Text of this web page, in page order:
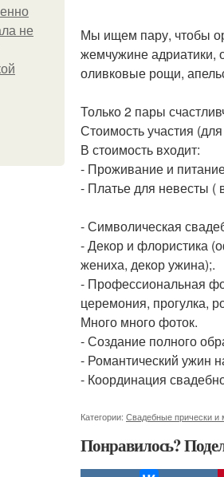
не
Мы ищем пару, чтобы
жемчужине адриатики,
оливковые рощи,
Только 2 пары
Стоимость участия
В стоимость входит:
- Проживание и
- Платье для невесты (
- Символическая
- Декор и флористика
жениха, декор ужина);.
- Профессиональная
церемония, прогулка,
Много много фоток.
- Создание полного
- Романтический ужин
- Координация
Категории: Свадебные прически и
Понравилось?